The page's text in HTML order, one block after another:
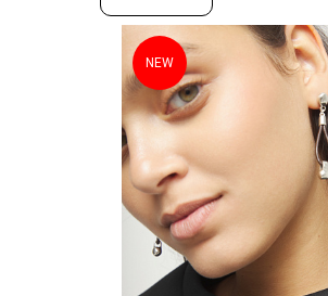
NEW